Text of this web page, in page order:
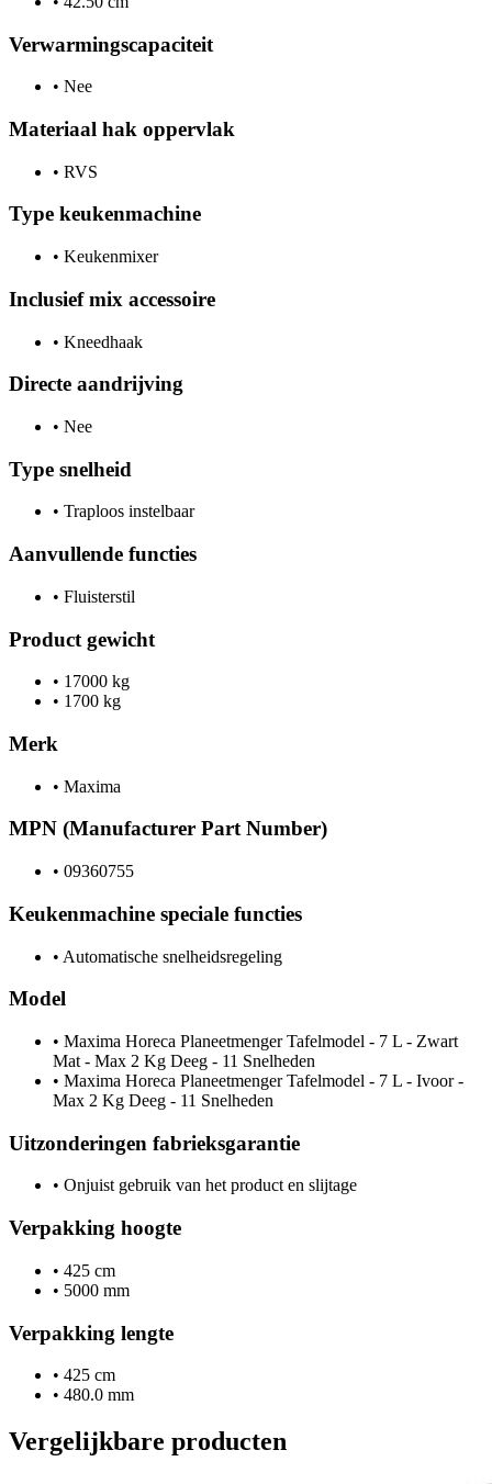
Verwarmingscapaciteit
• Nee
Materiaal hak oppervlak
• RVS
Type keukenmachine
• Keukenmixer
Inclusief mix accessoire
• Kneedhaak
Directe aandrijving
• Nee
Type snelheid
• Traploos instelbaar
Aanvullende functies
• Fluisterstil
Product gewicht
• 17000 kg
• 1700 kg
Merk
• Maxima
MPN (Manufacturer Part Number)
• 09360755
Keukenmachine speciale functies
• Automatische snelheidsregeling
Model
• Maxima Horeca Planeetmenger Tafelmodel - 7 L - Zwart
Mat - Max 2 Kg Deeg - 11 Snelheden
• Maxima Horeca Planeetmenger Tafelmodel - 7 L - Ivoor -
Max 2 Kg Deeg - 11 Snelheden
Uitzonderingen fabrieksgarantie
• Onjuist gebruik van het product en slijtage
Verpakking hoogte
• 425 cm
• 5000 mm
Verpakking lengte
• 425 cm
• 480.0 mm
Vergelijkbare producten